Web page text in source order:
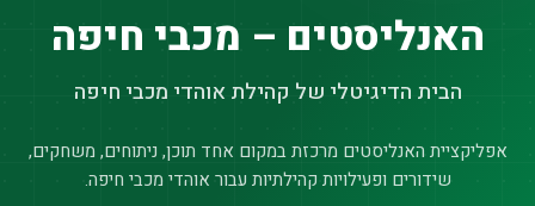
האנליסטים – מכבי חיפה
הבית הדיגיטלי של קהילת אוהדי מכבי חיפה
אפליקציית האנליסטים מרכזת במקום אחד תוכן, ניתוחים, משחקים,
שידורים ופעילויות קהילתיות עבור אוהדי מכבי חיפה.